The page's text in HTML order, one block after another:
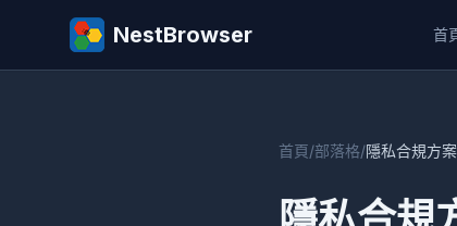
NestBrowser 首
首頁/部落格/隱私合規方